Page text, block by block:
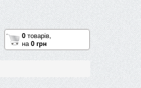
0товарів,
на0 грн